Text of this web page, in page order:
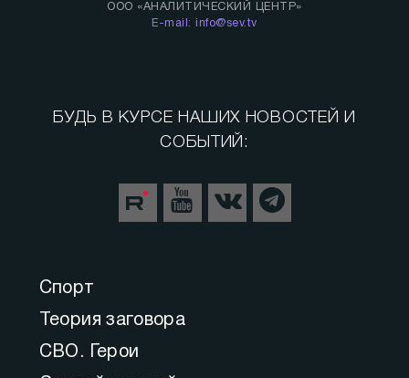
ООО «АНАЛИТИЧЕСКИЙ ЦЕНТР»
E-mail: info@sev.tv
Спорт
Теория заговора
СВО. Герои
БУДЬ В КУРСЕ НАШИХ НОВОСТЕЙ И
СОБЫТИЙ: